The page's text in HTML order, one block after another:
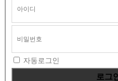
로
인
자동로그인